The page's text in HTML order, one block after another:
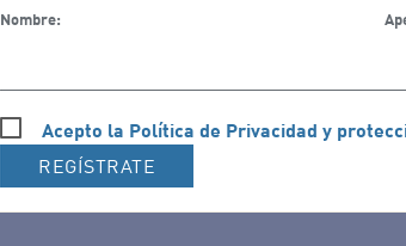
Nombre:
Acepto la Política de Privacidad y
REGÍSTRATE